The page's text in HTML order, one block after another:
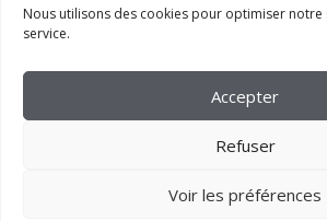
Nous utilisons des cookies pour optimiser notre
service.
Accepter
Refuser
Voir les préférences